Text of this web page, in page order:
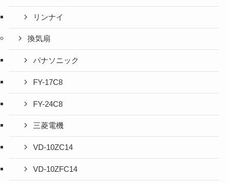
リンナイ
換気扇
パナソニック
FY-17C8
FY-24C8
三菱電機
VD-10ZC14
VD-10ZFC14